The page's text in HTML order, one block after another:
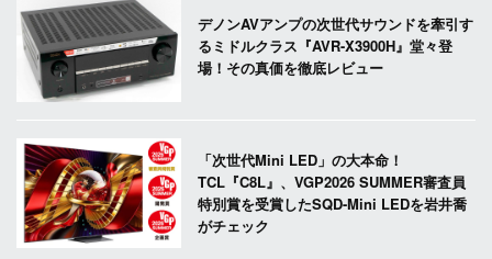
デノンAVアンプの次世代サウンドを牽引す
るミドルクラス『AVR-X3900H』堂々登
場！その真価を徹底レビュー
「次世代Mini LED」の大本命！
TCL『C8L』、VGP2026 SUMMER審査員
特別賞を受賞したSQD-Mini LEDを岩井喬
がチェック